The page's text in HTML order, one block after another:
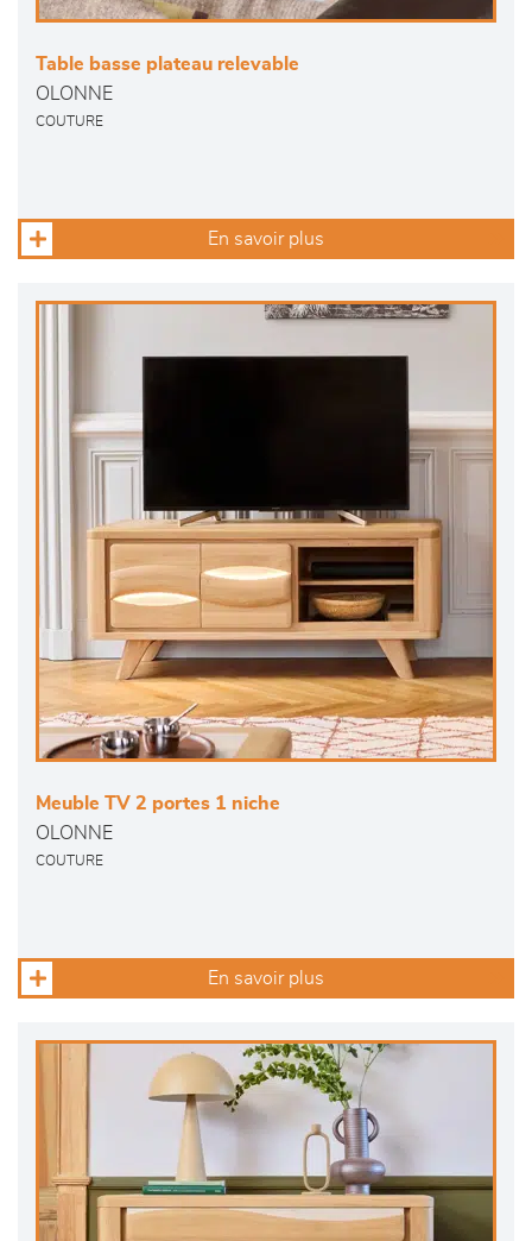
Table basse plateau relevable
OLONNE
COUTURE
En savoir plus
Meuble TV 2 portes 1 niche
OLONNE
COUTURE
En savoir plus